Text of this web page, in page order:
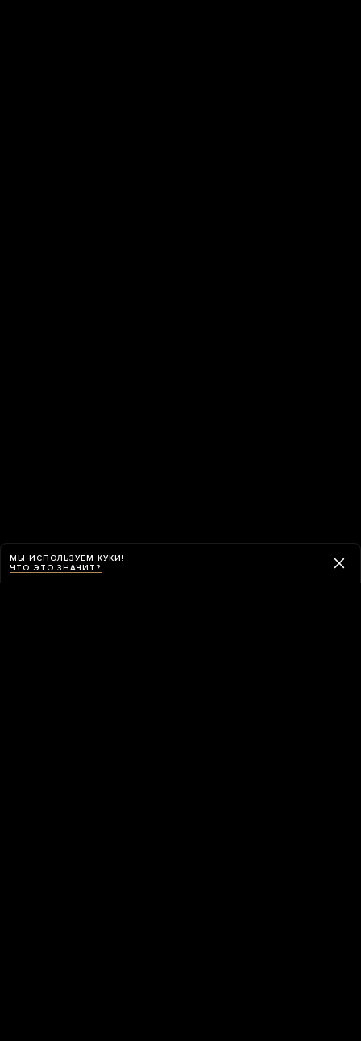
МЫ ИСПОЛЬЗУЕМ КУКИ!
ЧТО ЭТО ЗНАЧИТ?